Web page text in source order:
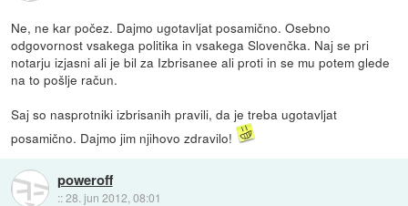
Ne, ne kar počez. Dajmo ugotavljat posamično. Osebno
odgovornost vsakega politika in vsakega Slovenčka. Naj se pri
notarju izjasni ali je bil za Izbrisanee ali proti in se mu potem glede
na to pošlje račun.
Saj so nasprotniki izbrisanih pravili, da je treba ugotavljat
posamično. Dajmo jim njihovo zdravilo!
poweroff
::28. jun 2012, 08:01